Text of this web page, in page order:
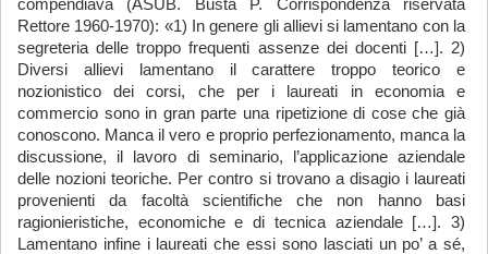
compendiava (ASUB. Busta P. Corrispondenza riservata
Rettore 1960-1970): «1) In genere gli allievi si lamentano con la
segreteria delle troppo frequenti assenze dei docenti […]. 2)
Diversi allievi lamentano il carattere troppo teorico e
nozionistico dei corsi, che per i laureati in economia e
commercio sono in gran parte una ripetizione di cose che già
conoscono. Manca il vero e proprio perfezionamento, manca la
discussione, il lavoro di seminario, l’applicazione aziendale
delle nozioni teoriche. Per contro si trovano a disagio i laureati
provenienti da facoltà scientifiche che non hanno basi
ragionieristiche, economiche e di tecnica aziendale […]. 3)
Lamentano infine i laureati che essi sono lasciati un po’ a sé,